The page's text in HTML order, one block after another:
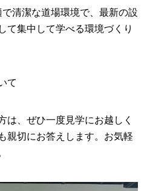
清潔な道場環境で、最新の設
て集中して学べる環境づくり
て
は、ぜひ一度見学にお越しく
親切にお答えします。お気軽